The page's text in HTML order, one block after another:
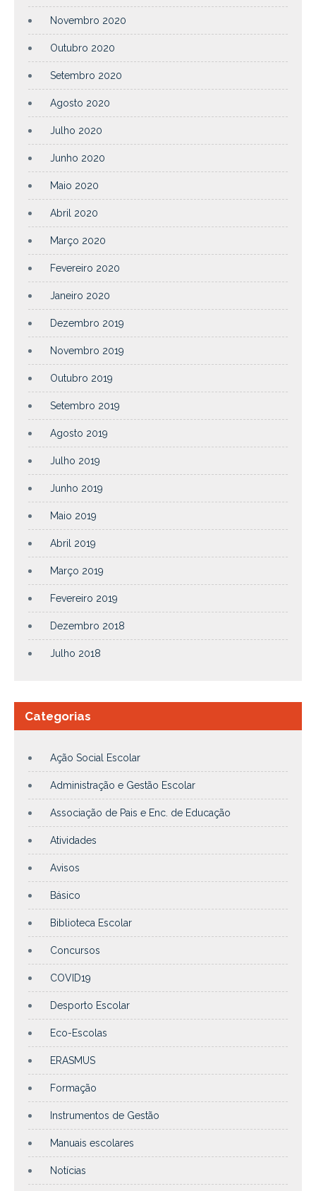
Novembro 2020
Outubro 2020
Setembro 2020
Agosto 2020
Julho 2020
Junho 2020
Maio 2020
Abril 2020
Março 2020
Fevereiro 2020
Janeiro 2020
Dezembro 2019
Novembro 2019
Outubro 2019
Setembro 2019
Agosto 2019
Julho 2019
Junho 2019
Maio 2019
Abril 2019
Março 2019
Fevereiro 2019
Dezembro 2018
Julho 2018
Categorias
Ação Social Escolar
Administração e Gestão Escolar
Associação de Pais e Enc. de Educação
Atividades
Avisos
Básico
Biblioteca Escolar
Concursos
COVID19
Desporto Escolar
Eco-Escolas
ERASMUS
Formação
Instrumentos de Gestão
Manuais escolares
Notícias